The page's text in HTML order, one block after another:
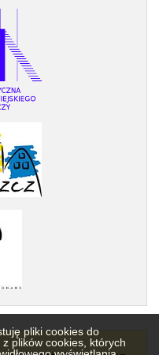
pliki cookies do
plików cookies, których